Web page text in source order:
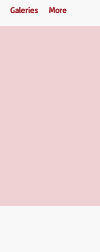
Galeries More